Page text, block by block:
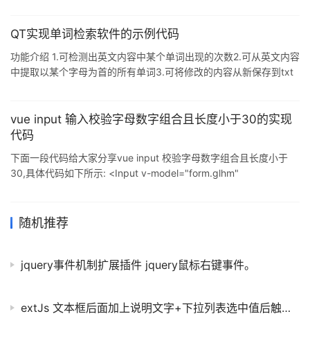
QT实现单词检索软件的示例代码
功能介绍 1.可检测出英文内容中某个单词出现的次数2.可从英文内容
中提取以某个字母为首的所有单词3.可将修改的内容从新保存到txt
namespace Ui { class Widget; } QT_END_NAMESPACE class
Widget : public QWidget { Q_OBJECT
vue input 输入校验字母数字组合且长度小于30的实现
代码
下面一段代码给大家分享vue input 校验字母数字组合且长度小于
30,具体代码如下所示: <Input v-model="form.glhm"
验关联交易号 var reg = /^[A-
随机推荐
jquery事件机制扩展插件 jquery鼠标右键事件。
extJs 文本框后面加上说明文字+下拉列表选中值后触发事件